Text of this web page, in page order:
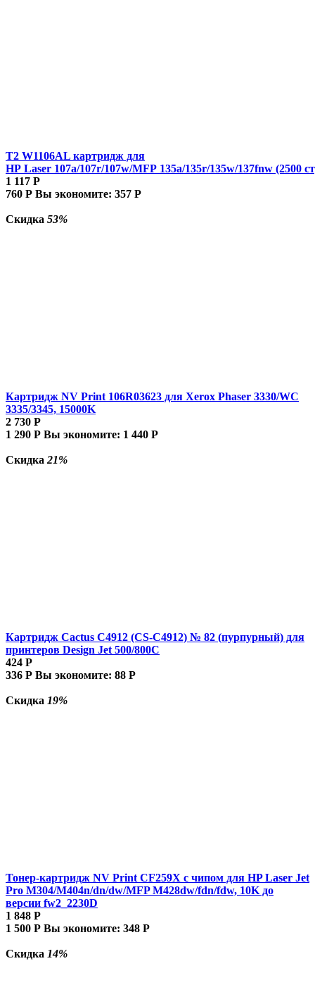
T2 W1106AL картридж для
HP Laser 107a/107r/107w/MFP 135a/135r/135w/137fnw (2500
1 117 Р
760 Р Вы экономите: 357 Р
Скидка 53%
Картридж NV Print 106R03623 для Xerox Phaser 3330/WC
3335/3345, 15000K
2 730 Р
1 290 Р Вы экономите: 1 440 Р
Скидка 21%
Картридж Cactus C4912 (CS-C4912) № 82 (пурпурный) для
принтеров Design Jet 500/800C
424 Р
336 Р Вы экономите: 88 Р
Скидка 19%
Тонер-картридж NV Print CF259X с чипом для HP Laser Jet
Pro M304/M404n/dn/dw/MFP M428dw/fdn/fdw, 10K до
версии fw2_2230D
1 848 Р
1 500 Р Вы экономите: 348 Р
Скидка 14%